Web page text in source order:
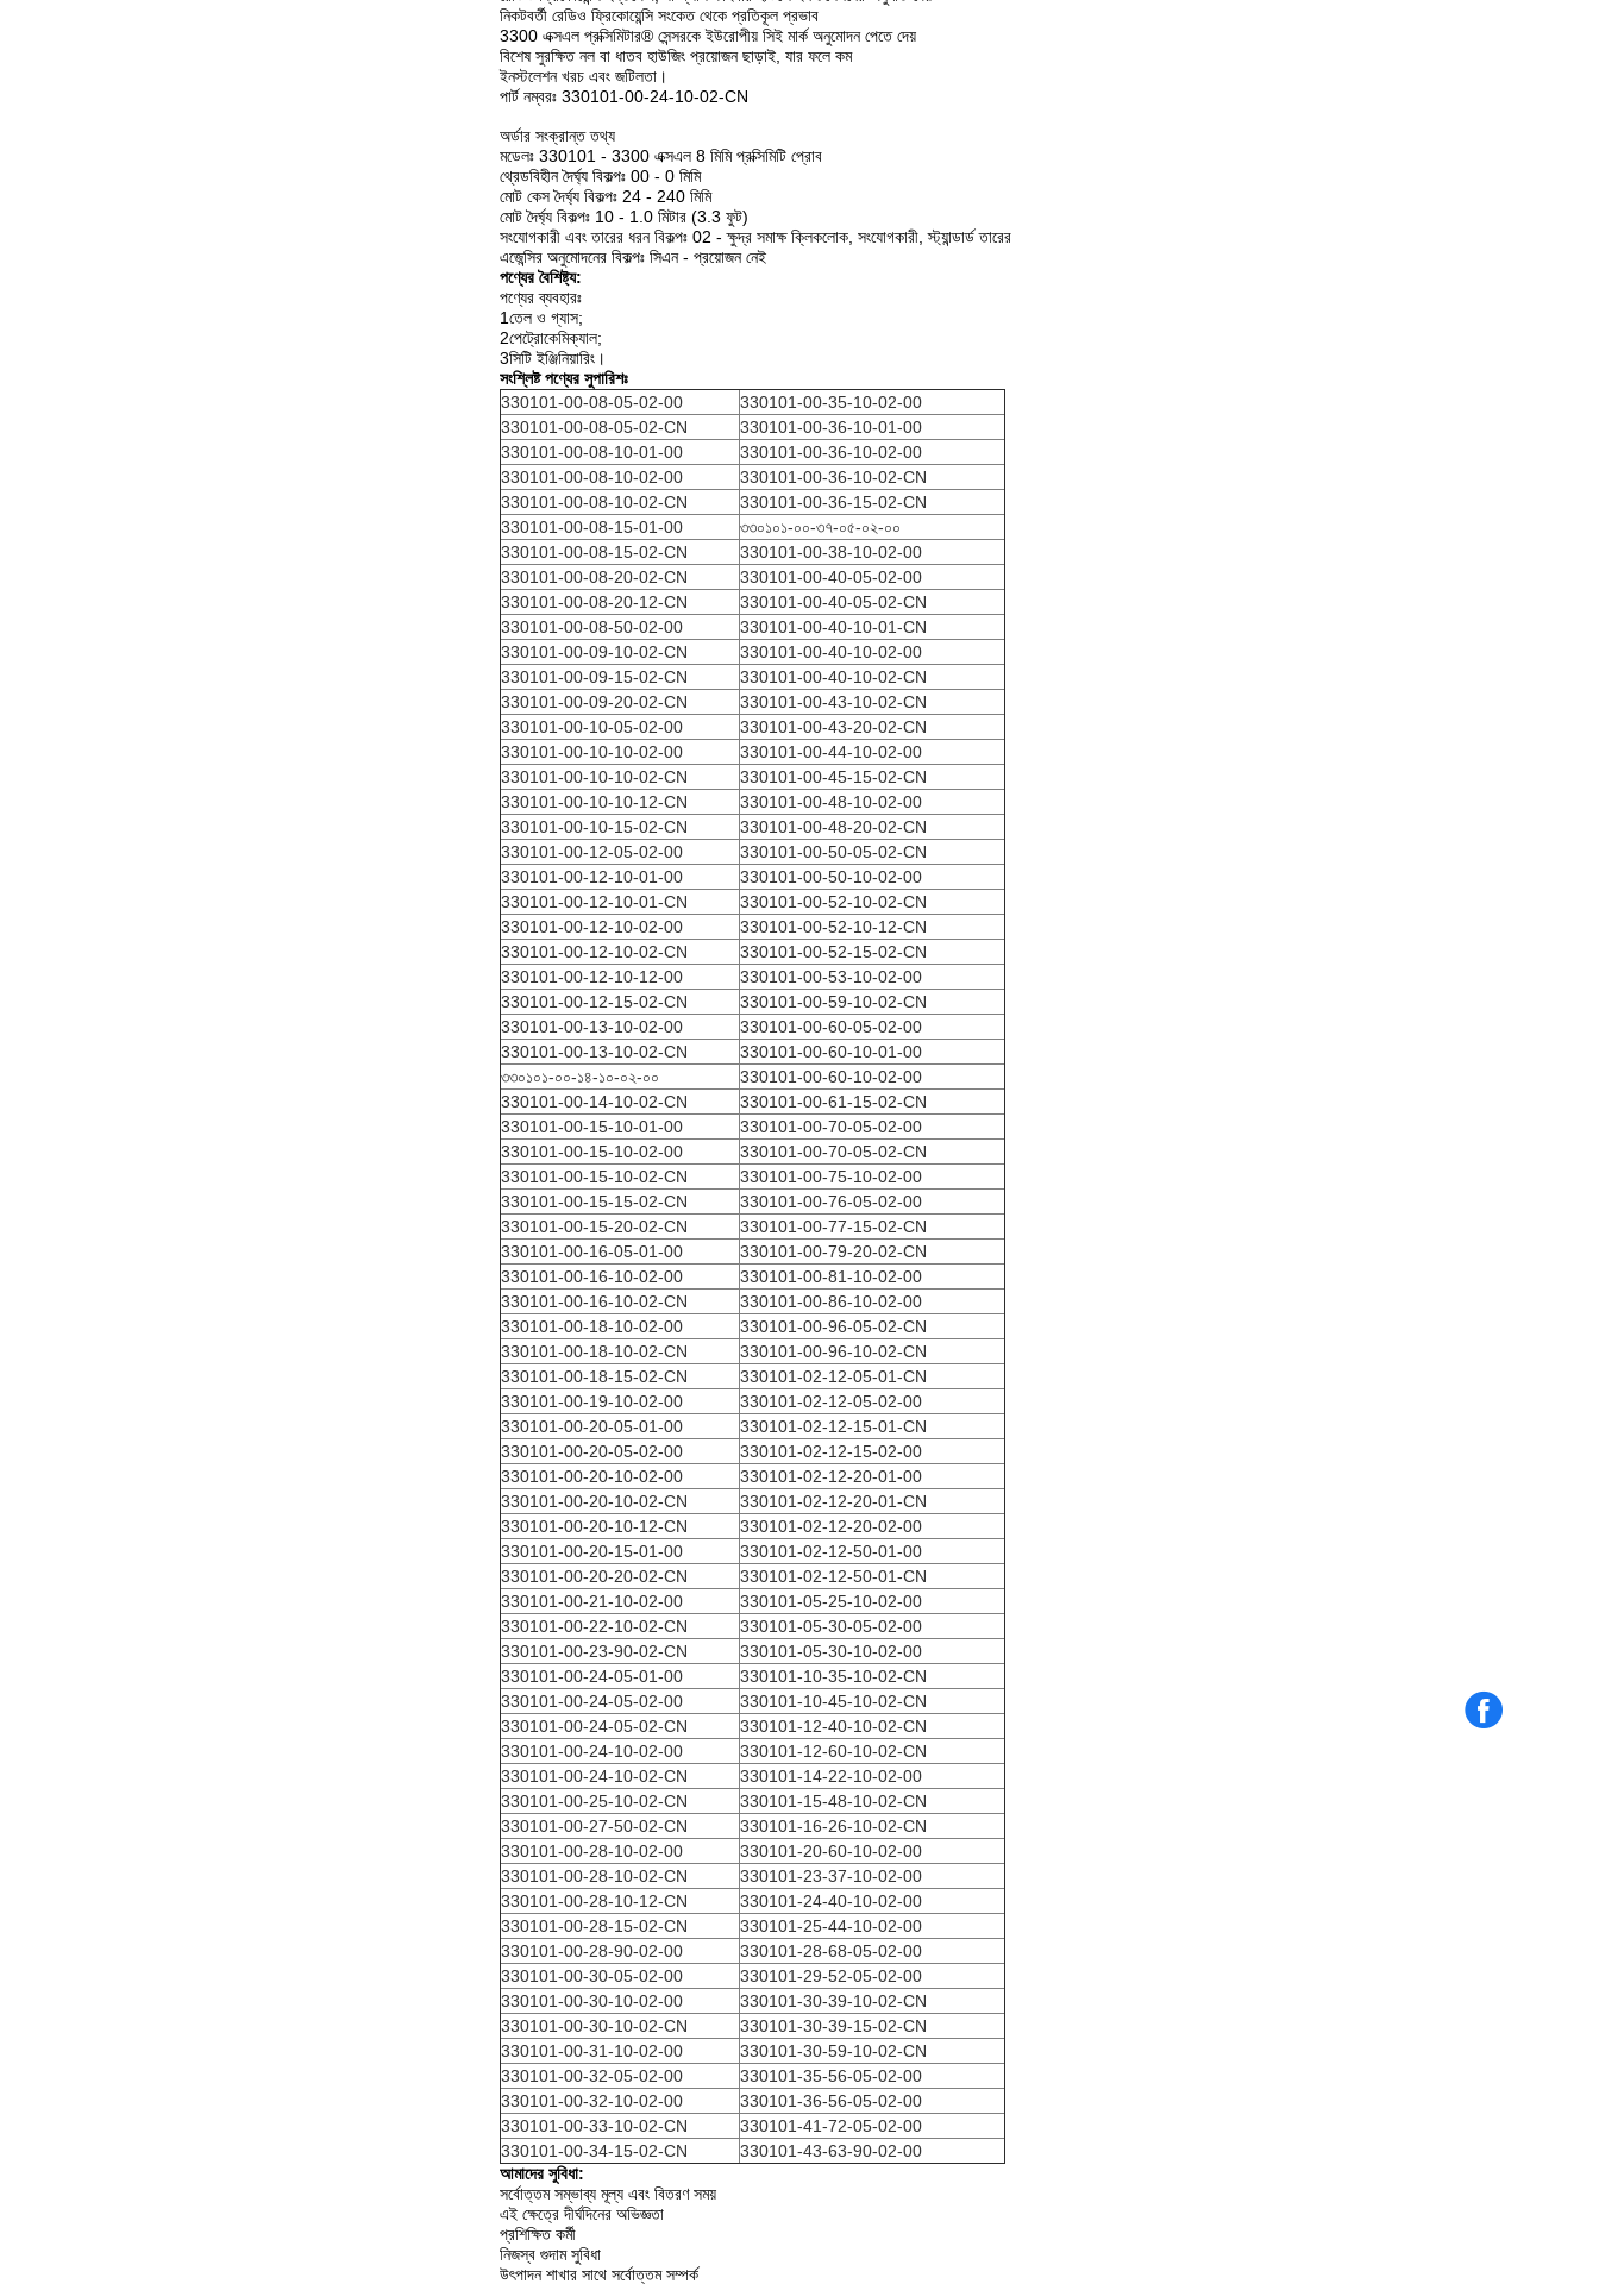
নিকটবর্তী রেডিও ফ্রিকোয়েন্সি সংকেত থেকে প্রতিকূল প্রভাব
3300 এক্সএল প্রক্সিমিটার® সেন্সরকে ইউরোপীয় সিই মার্ক অনুমোদন পেতে দেয়
বিশেষ সুরক্ষিত নল বা ধাতব হাউজিং প্রয়োজন ছাড়াই, যার ফলে কম
ইনস্টলেশন খরচ এবং জটিলতা।
পার্ট নম্বরঃ 330101-00-24-10-02-CN
অর্ডার সংক্রান্ত তথ্য
মডেলঃ 330101 - 3300 এক্সএল 8 মিমি প্রক্সিমিটি প্রোব
থ্রেডবিহীন দৈর্ঘ্য বিকল্পঃ 00 - 0 মিমি
মোট কেস দৈর্ঘ্য বিকল্পঃ 24 - 240 মিমি
মোট দৈর্ঘ্য বিকল্পঃ 10 - 1.0 মিটার (3.3 ফুট)
সংযোগকারী এবং তারের ধরন বিকল্পঃ 02 - ক্ষুদ্র সমাক্ষ ক্লিকলোক, সংযোগকারী, স্ট্যান্ডার্ড তারের
এজেন্সির অনুমোদনের বিকল্পঃ সিএন - প্রয়োজন নেই
পণ্যের বৈশিষ্ট্য:
পণ্যের ব্যবহারঃ
1তেল ও গ্যাস;
2পেট্রোকেমিক্যাল;
3সিটি ইঞ্জিনিয়ারিং।
সংশ্লিষ্ট পণ্যের সুপারিশঃ
330101-00-08-05-02-00
330101-00-35-10-02-00
330101-00-08-05-02-CN
330101-00-36-10-01-00
330101-00-08-10-01-00
330101-00-36-10-02-00
330101-00-08-10-02-00
330101-00-36-10-02-CN
330101-00-08-10-02-CN
330101-00-36-15-02-CN
330101-00-08-15-01-00
৩৩০১০১-০০-৩৭-০৫-০২-০০
330101-00-08-15-02-CN
330101-00-38-10-02-00
330101-00-08-20-02-CN
330101-00-40-05-02-00
330101-00-08-20-12-CN
330101-00-40-05-02-CN
330101-00-08-50-02-00
330101-00-40-10-01-CN
330101-00-09-10-02-CN
330101-00-40-10-02-00
330101-00-09-15-02-CN
330101-00-40-10-02-CN
330101-00-09-20-02-CN
330101-00-43-10-02-CN
330101-00-10-05-02-00
330101-00-43-20-02-CN
330101-00-10-10-02-00
330101-00-44-10-02-00
330101-00-10-10-02-CN
330101-00-45-15-02-CN
330101-00-10-10-12-CN
330101-00-48-10-02-00
330101-00-10-15-02-CN
330101-00-48-20-02-CN
330101-00-12-05-02-00
330101-00-50-05-02-CN
330101-00-12-10-01-00
330101-00-50-10-02-00
330101-00-12-10-01-CN
330101-00-52-10-02-CN
330101-00-12-10-02-00
330101-00-52-10-12-CN
330101-00-12-10-02-CN
330101-00-52-15-02-CN
330101-00-12-10-12-00
330101-00-53-10-02-00
330101-00-12-15-02-CN
330101-00-59-10-02-CN
330101-00-13-10-02-00
330101-00-60-05-02-00
330101-00-13-10-02-CN
330101-00-60-10-01-00
৩৩০১০১-০০-১৪-১০-০২-০০
330101-00-60-10-02-00
330101-00-14-10-02-CN
330101-00-61-15-02-CN
330101-00-15-10-01-00
330101-00-70-05-02-00
330101-00-15-10-02-00
330101-00-70-05-02-CN
330101-00-15-10-02-CN
330101-00-75-10-02-00
330101-00-15-15-02-CN
330101-00-76-05-02-00
330101-00-15-20-02-CN
330101-00-77-15-02-CN
330101-00-16-05-01-00
330101-00-79-20-02-CN
330101-00-16-10-02-00
330101-00-81-10-02-00
330101-00-16-10-02-CN
330101-00-86-10-02-00
330101-00-18-10-02-00
330101-00-96-05-02-CN
330101-00-18-10-02-CN
330101-00-96-10-02-CN
330101-00-18-15-02-CN
330101-02-12-05-01-CN
330101-00-19-10-02-00
330101-02-12-05-02-00
330101-00-20-05-01-00
330101-02-12-15-01-CN
330101-00-20-05-02-00
330101-02-12-15-02-00
330101-00-20-10-02-00
330101-02-12-20-01-00
330101-00-20-10-02-CN
330101-02-12-20-01-CN
330101-00-20-10-12-CN
330101-02-12-20-02-00
330101-00-20-15-01-00
330101-02-12-50-01-00
330101-00-20-20-02-CN
330101-02-12-50-01-CN
330101-00-21-10-02-00
330101-05-25-10-02-00
330101-00-22-10-02-CN
330101-05-30-05-02-00
330101-00-23-90-02-CN
330101-05-30-10-02-00
330101-00-24-05-01-00
330101-10-35-10-02-CN
330101-00-24-05-02-00
330101-10-45-10-02-CN
330101-00-24-05-02-CN
330101-12-40-10-02-CN
330101-00-24-10-02-00
330101-12-60-10-02-CN
330101-00-24-10-02-CN
330101-14-22-10-02-00
330101-00-25-10-02-CN
330101-15-48-10-02-CN
330101-00-27-50-02-CN
330101-16-26-10-02-CN
330101-00-28-10-02-00
330101-20-60-10-02-00
330101-00-28-10-02-CN
330101-23-37-10-02-00
330101-00-28-10-12-CN
330101-24-40-10-02-00
330101-00-28-15-02-CN
330101-25-44-10-02-00
330101-00-28-90-02-00
330101-28-68-05-02-00
330101-00-30-05-02-00
330101-29-52-05-02-00
330101-00-30-10-02-00
330101-30-39-10-02-CN
330101-00-30-10-02-CN
330101-30-39-15-02-CN
330101-00-31-10-02-00
330101-30-59-10-02-CN
330101-00-32-05-02-00
330101-35-56-05-02-00
330101-00-32-10-02-00
330101-36-56-05-02-00
330101-00-33-10-02-CN
330101-41-72-05-02-00
330101-00-34-15-02-CN
330101-43-63-90-02-00
আমাদের সুবিধা:
সর্বোত্তম সম্ভাব্য মূল্য এবং বিতরণ সময়
এই ক্ষেত্রে দীর্ঘদিনের অভিজ্ঞতা
প্রশিক্ষিত কর্মী
নিজস্ব গুদাম সুবিধা
উৎপাদন শাখার সাথে সর্বোত্তম সম্পর্ক